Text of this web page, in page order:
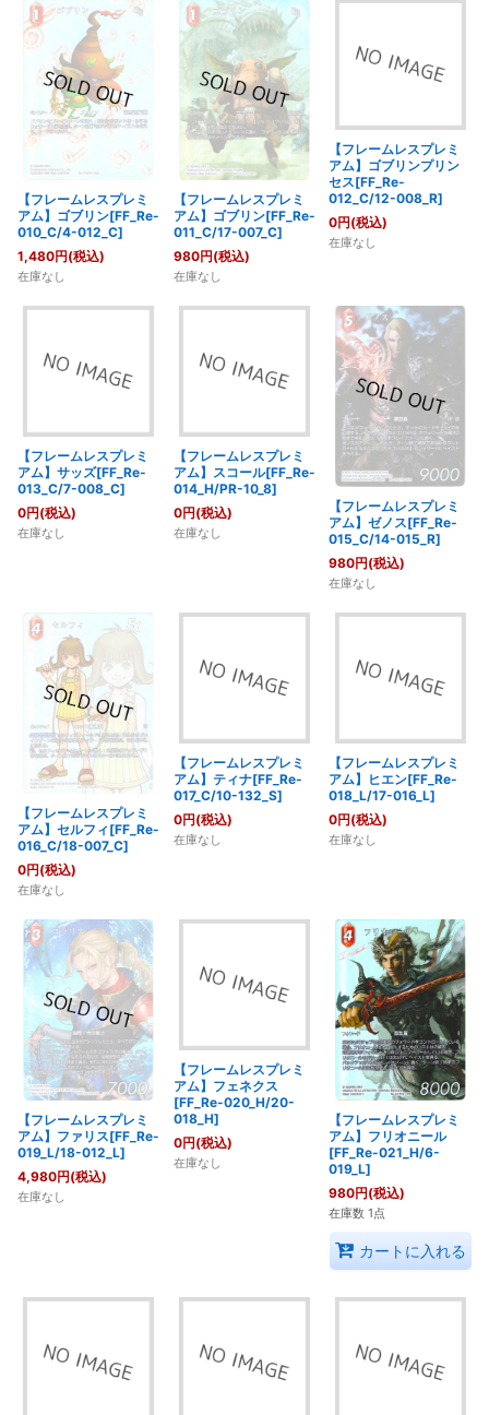
【フレームレスプレミ
アム】ゴブリン[FF_Re-
010_C/4-012_C]
1,480円(税込)
在庫なし
【フレームレスプレミ
アム】ゴブリン[FF_Re-
011_C/17-007_C]
980円(税込)
在庫なし
【フレームレスプレミ
アム】ゴブリンプリン
セス[FF_Re-
012_C/12-008_R]
0円(税込)
在庫なし
【フレームレスプレミ
アム】サッズ[FF_Re-
013_C/7-008_C]
0円(税込)
在庫なし
【フレームレスプレミ
アム】スコール[FF_Re-
014_H/PR-10_8]
0円(税込)
在庫なし
【フレームレスプレミ
アム】ゼノス[FF_Re-
015_C/14-015_R]
980円(税込)
在庫なし
【フレームレスプレミ
アム】セルフィ[FF_Re-
016_C/18-007_C]
0円(税込)
在庫なし
【フレームレスプレミ
アム】ティナ[FF_Re-
017_C/10-132_S]
0円(税込)
在庫なし
【フレームレスプレミ
アム】ヒエン[FF_Re-
018_L/17-016_L]
0円(税込)
在庫なし
【フレームレスプレミ
アム】ファリス[FF_Re-
019_L/18-012_L]
4,980円(税込)
在庫なし
【フレームレスプレミ
アム】フェネクス
[FF_Re-020_H/20-
018_H]
0円(税込)
在庫なし
【フレームレスプレミ
アム】フリオニール
[FF_Re-021_H/6-
019_L]
980円(税込)
在庫数 1点
カートに入れる